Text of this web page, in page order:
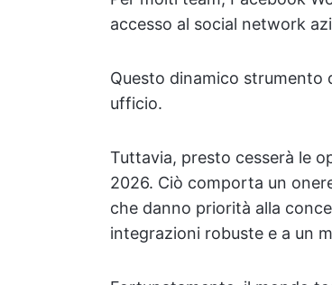
accesso al social network
Questo dinamico strumento
ufficio.
Tuttavia, presto cesserà le
2026. Ciò comporta un
che danno priorità alla
integrazioni robuste e a un